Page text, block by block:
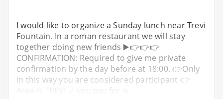
I would like to organize a Sunday lunch near Trevi
Fountain. In a roman restaurant we will stay
together doing new friends ▶️👉👉👉
CONFIRMATION: Required to give me private
confirmation by the day before at 18:00. 👉Only
in this way you are considered participant 👉
Area is TREVI ✓ you pay for w